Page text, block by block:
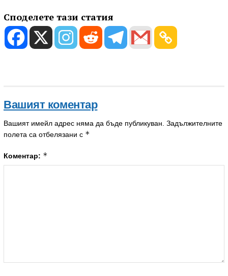
Споделете тази статия
Вашият коментар
Вашият имейл адрес няма да бъде публикуван. Задължителните
полета са отбелязани с *
Коментар: *